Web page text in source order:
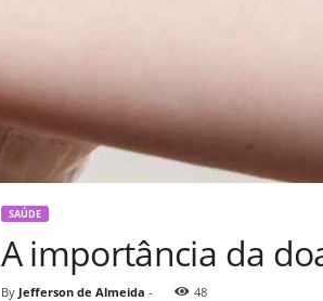
SAÚDE
A importância da
By Jefferson de Almeida - 48